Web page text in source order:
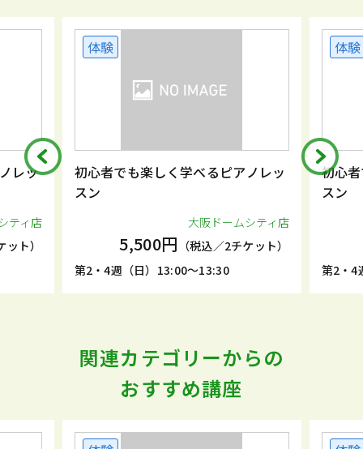
レッ
ティ店
ト）
体験
初心者でも楽しく学べるピアノレッ
スン
大阪ドームシティ店
5,500円 （税込／2チケット）
第2・4週（日）13:00～13:30
体験
初心
スン
第2・4
関連カテゴリーからの
おすすめ講座